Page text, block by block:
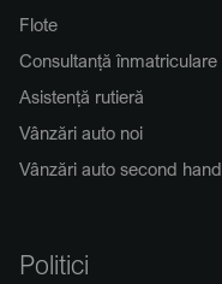
Flote
Consultanță înmatriculare
Asistență rutieră
Vânzări auto noi
Vânzări auto second hand
Politici